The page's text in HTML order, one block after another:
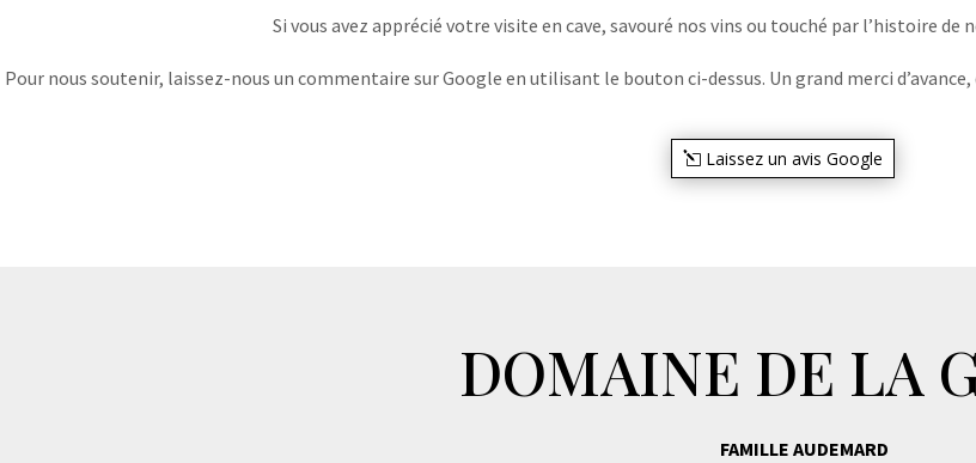
Si vous avez apprécié votre visite en cave, savouré nos vins ou touché par l’histoire de
Pour nous soutenir, laissez-nous un commentaire sur Google en utilisant le bouton ci-dessus. Un grand merci
Laissez un avis Google
DOMAINE DE LA
FAMILLE AUDEMARD